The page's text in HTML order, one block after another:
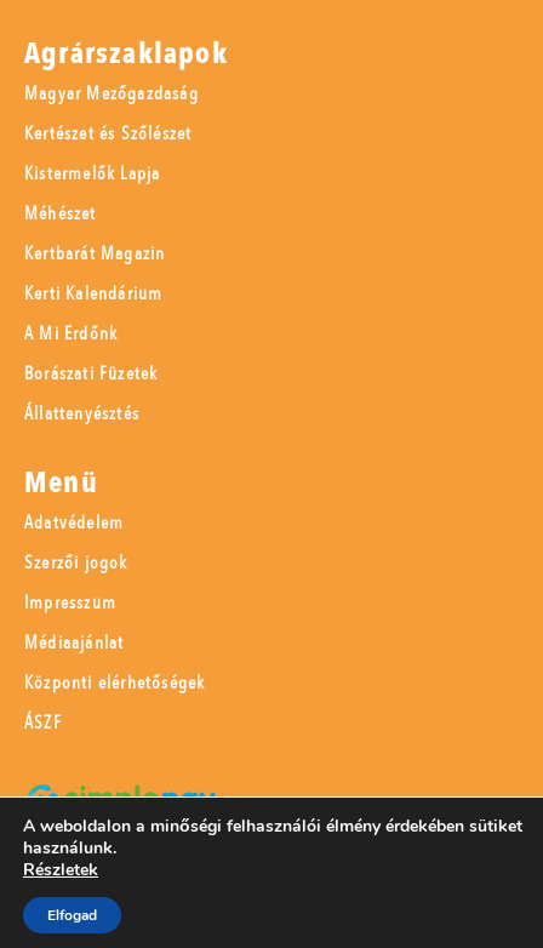
Agrárszaklapok
Magyar Mezőgazdaság
Kertészet és Szőlészet
Kistermelők Lapja
Méhészet
Kertbarát Magazin
Kerti Kalendárium
A Mi Erdőnk
Borászati Füzetek
Állattenyésztés
Menü
Adatvédelem
Szerzői jogok
Impresszum
Médiaajánlat
Központi elérhetőségek
ÁSZF
SimplePay adattovábbítási nyilatkozat
A weboldalon a minőségi felhasználói élmény érdekében sütiket
használunk.
Részletek
Elfogad